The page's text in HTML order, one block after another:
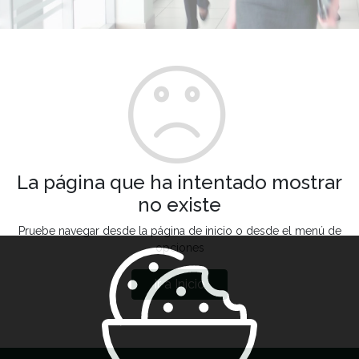
La página que ha intentado mostrar
no existe
Pruebe navegar desde la página de inicio o desde el menú de
opciones
Ir a Inicio